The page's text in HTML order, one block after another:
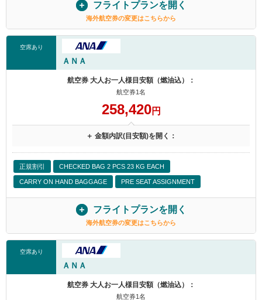
フライトプランを開く
海外航空券の変更はこちらから
空席あり
ＡＮＡ
航空券 大人お一人様目安額（燃油込）：
航空券1名
258,420円
＋ 金額内訳(目安額)を開く：
正規割引 CHECKED BAG 2 PCS 23 KG EACH
CARRY ON HAND BAGGAGE PRE SEAT ASSIGNMENT
フライトプランを開く
海外航空券の変更はこちらから
空席あり
ＡＮＡ
航空券 大人お一人様目安額（燃油込）：
航空券1名